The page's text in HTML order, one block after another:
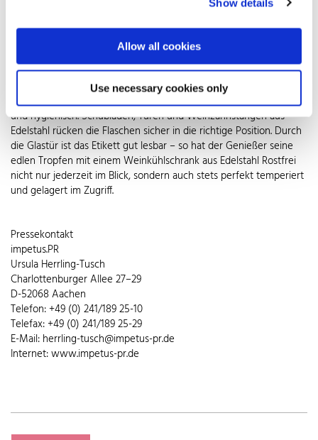
Show details
Allow all cookies
Use necessary cookies only
Temperatur im Schrank gewährleistet. Eine Alarmfunktion, um
Temperaturschwankungen anzuzeigen, und ein Schloss als
Kindersicherung runden Sicherheit und Komfort für den edlen
auch schick in Schale ist, sorgt ein Korpus aus Edelstahl Rostfrei für
das entscheidende Plus. Er verleiht dem Weinkühlschrank nicht
nur einen stylischen Look, sondern macht ihn auch pflegeleicht
und hygienisch. Schubladen, Türen und Weinzahnstangen aus
Edelstahl rücken die Flaschen sicher in die richtige Position. Durch
die Glastür ist das Etikett gut lesbar – so hat der Genießer seine
edlen Tropfen mit einem Weinkühlschrank aus Edelstahl Rostfrei
nicht nur jederzeit im Blick, sondern auch stets perfekt temperiert
und gelagert im Zugriff.
Pressekontakt
impetus.PR
Ursula Herrling-Tusch
Charlottenburger Allee 27–29
D-52068 Aachen
Telefon: +49 (0) 241/189 25-10
Telefax: +49 (0) 241/189 25-29
E-Mail: herrling-tusch@impetus-pr.de
Internet: www.impetus-pr.de